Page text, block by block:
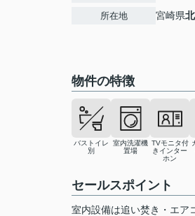
所在地 宮崎県
物件の特徴
バストイレ
別
室内洗濯機
置場
TVモニタ付
きインター
ホン
セールスポイント
室内設備は追い焚き・エア